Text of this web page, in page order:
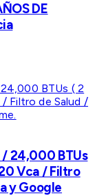
DE
/ 24,000 BTUs
Vca / Filtro
y Google